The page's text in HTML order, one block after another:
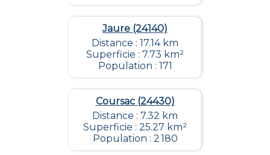
Jaure (24140)
Distance : 17.14 km
Superficie : 7.73 km²
Population : 171
Coursac (24430)
Distance : 7.32 km
Superficie : 25.27 km²
Population : 2 180